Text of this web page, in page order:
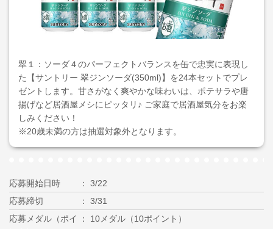
翠１：ソーダ４のパーフェクトバランスを缶で忠実に表現し
た【サントリー 翠ジンソーダ(350ml)】を24本セットでプレ
ゼントします。甘さがなく爽やかな味わいは、ポテサラや唐
揚げなど居酒屋メシにピッタリ♪ ご家庭で居酒屋気分をお楽
しみください！
※20歳未満の方は抽選対象外となります。
応募開始日時
3/22
応募締切
3/31
応募メダル（ポイ
10メダル（10ポイント）